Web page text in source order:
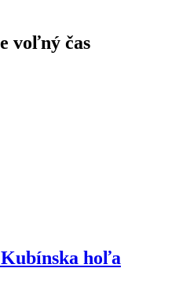
voľný čas
hoľa